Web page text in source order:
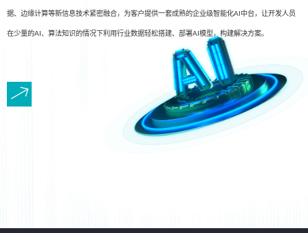
据、边缘计算等新信息技术紧密融合，为客户提供一套成熟的企业级智能化AI中台，让开发人员
在少量的AI、算法知识的情况下利用行业数据轻松搭建、部署AI模型，构建解决方案。